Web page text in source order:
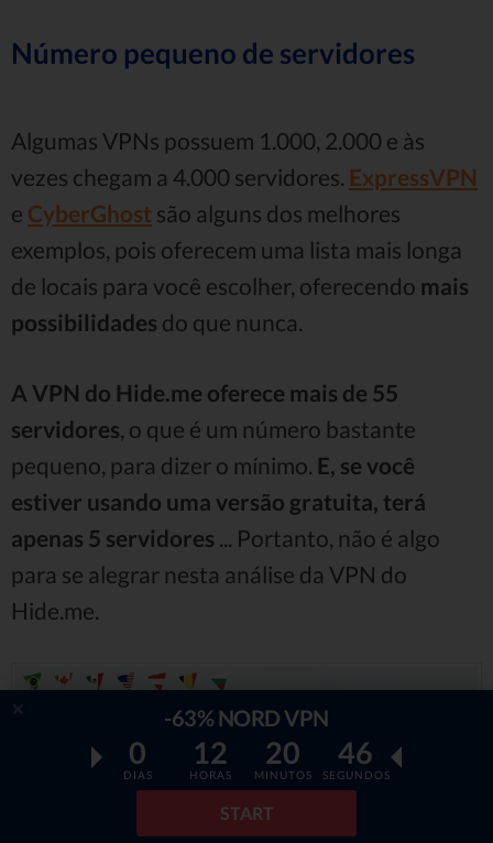
Número pequeno de servidores
Algumas VPNs possuem 1.000, 2.000 e às
vezes chegam a 4.000 servidores. ExpressVPN
e CyberGhost são alguns dos melhores
exemplos, pois oferecem uma lista mais longa
de locais para você escolher, oferecendo mais
possibilidades do que nunca.
A VPN do Hide.me oferece mais de 55
servidores, o que é um número bastante
pequeno, para dizer o mínimo. E, se você
estiver usando uma versão gratuita, terá
apenas 5 servidores ... Portanto, não é algo
para se alegrar nesta análise da VPN do
Hide.me.
-63% NORD VPN
0
DIAS
12
HORAS
20
MINUTOS
45
SEGUNDOS
START